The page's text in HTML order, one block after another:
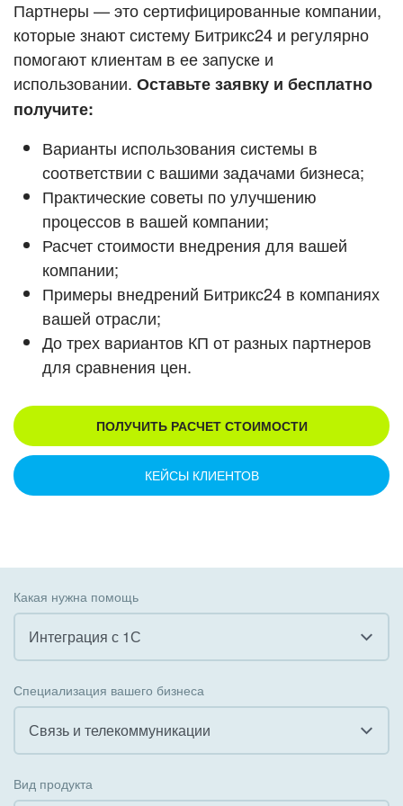
ВХОД
ВХОД
Смотреть видеокейсы
Партнеры — это сертифицированные компании,
которые знают систему Битрикс24 и регулярно
помогают клиентам в ее запуске и
использовании. Оставьте заявку и бесплатно
получите:
Варианты использования системы в
соответствии с вашими задачами бизнеса;
Практические советы по улучшению
процессов в вашей компании;
Расчет стоимости внедрения для вашей
компании;
Примеры внедрений Битрикс24 в компаниях
вашей отрасли;
До трех вариантов КП от разных партнеров
для сравнения цен.
ПОЛУЧИТЬ РАСЧЕТ СТОИМОСТИ
КЕЙСЫ КЛИЕНТОВ
Какая нужна помощь
Интеграция с 1С
Внедрение КЭДО
Интеграция с 1С
Специализация вашего бизнеса
Связь и телекоммуникации
Вид продукта